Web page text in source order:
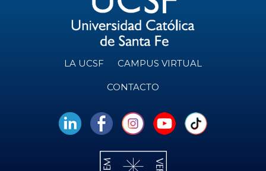
LA UCSF CAMPUS VIRTUAL
CONTACTO